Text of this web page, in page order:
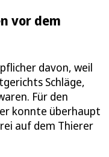
vor dem
davon, weil
Schläge,
Für den
konnte überhaupt
auf dem Thierer